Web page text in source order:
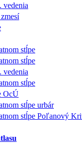
vedenia
stĺpe
stĺpe
vedenia
stĺpe
OcÚ
stĺpe urbár
stĺpe Poľanový